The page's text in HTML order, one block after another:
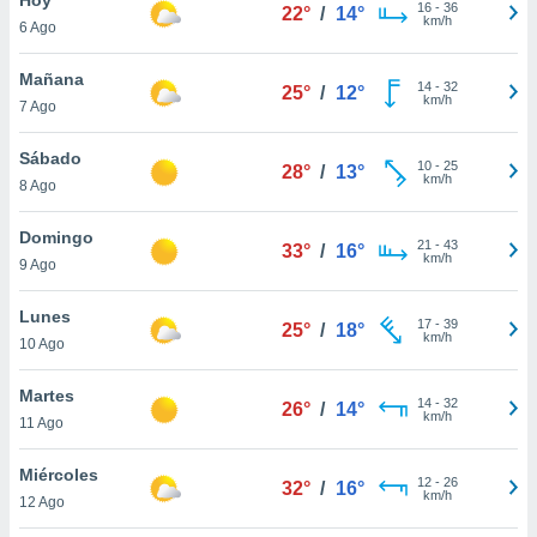
en
más
nuestra
de
cookies
aceptar
6 Ago
22° / 14° 16- 36
km/h
Mañana
7 Ago
25° / 12° 14- 32
km/h
Sábado
8 Ago
28° / 13° 10- 25
km/h
Domingo
9 Ago
33° / 16° 21 - 43
km/h
Lunes
10 Ago
25° / 18° 17- 39
km/h
Martes
11 Ago
26° / 14° 14- 32
km/h
Miércoles
12 Ago
32° / 16° 12- 26
km/h